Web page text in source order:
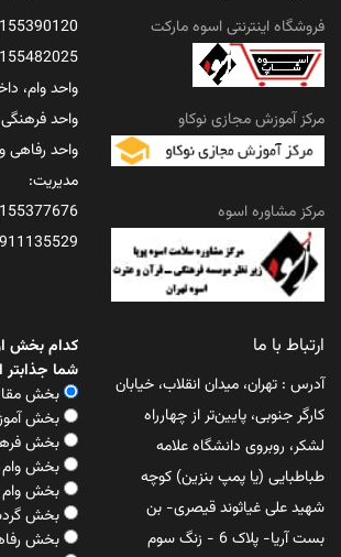
فروشگاه اینترنتی اسوه مارکت
مرکز آموزش مجازی نوکاو
مرکز مشاوره اسوه
واحد وام،
واحد فرهنگی
واحد رفاهی
مدیریت:
ارتباط با ما
آدرس : تهران، میدان انقلاب، خیابان
کارگر جنوبی، پایین‌تر از چهارراه
لشکر، روبروی دانشگاه علامه
طباطبایی (یا پمپ بنزین) کوچه
شهید علی غیاثوند قیصری- بن
بست آریا- پلاک 6 - زنگ سوم
کدام بخش
شما
بخش
بخش
بخش
بخش
بخش وام
بخش
بخش